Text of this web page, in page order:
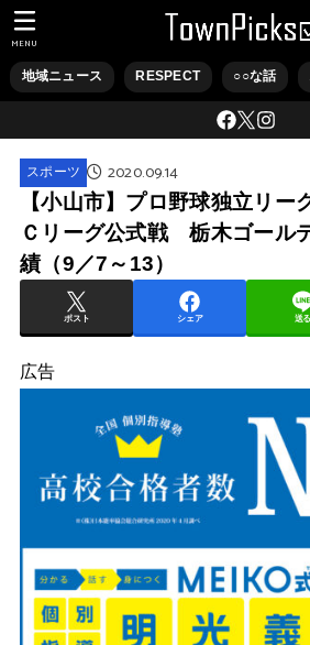
地域ニュース RESPECT ○○な話
MENU
スポーツ 2020.09.14
【小山市】プロ野球独立リ
Ｃリーグ公式戦 栃木ゴール
績（9／7～13）
ポスト シェア 送る
広告